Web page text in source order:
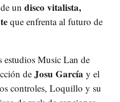
un disco vitalista,
que enfrenta al futuro de
estudios Music Lan de
deJosu García y el
controles, Loquillo y su